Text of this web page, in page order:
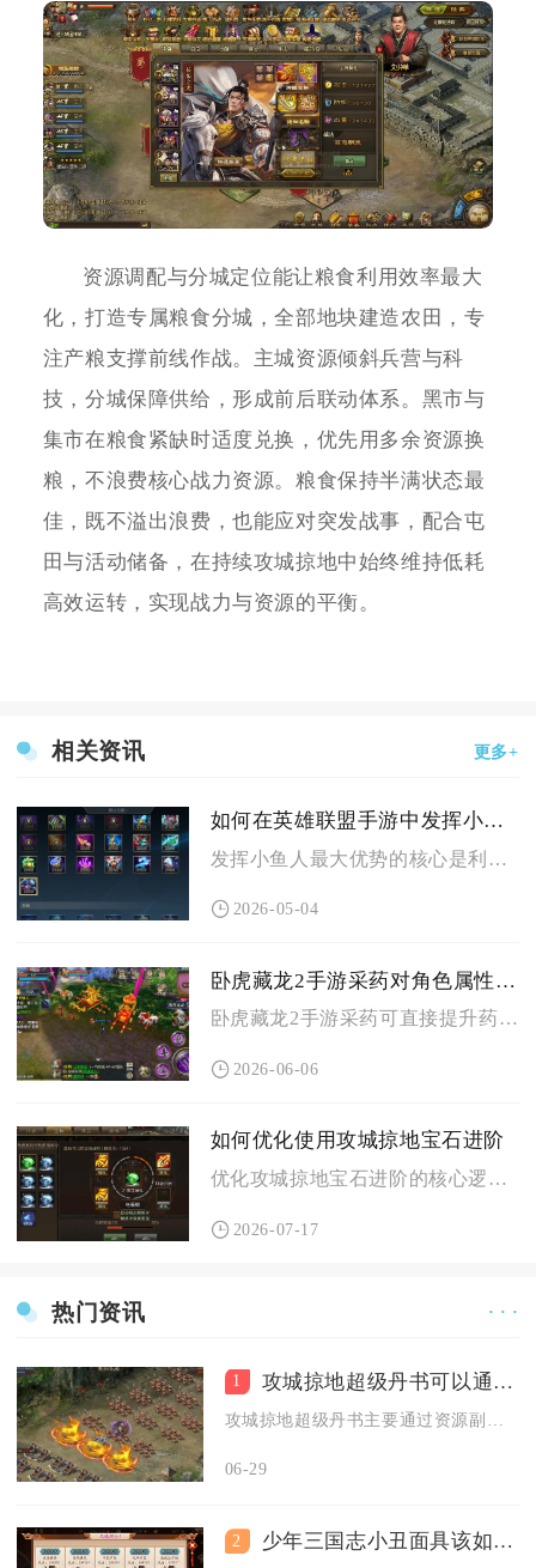
资源调配与分城定位能让粮食利用效率最大
化，打造专属粮食分城，全部地块建造农田，专
注产粮支撑前线作战。主城资源倾斜兵营与科
技，分城保障供给，形成前后联动体系。黑市与
集市在粮食紧缺时适度兑换，优先用多余资源换
粮，不浪费核心战力资源。粮食保持半满状态最
佳，既不溢出浪费，也能应对突发战事，配合屯
田与活动储备，在持续攻城掠地中始终维持低耗
高效运转，实现战力与资源的平衡。
相关资讯 更多+
如何在英雄联盟手游中发挥小鱼人的最大优势
发挥小鱼人最大优势的核心是利用其高爆发、强机动、无敌规避的特...
2026-05-04
卧虎藏龙2手游采药对角色属性有何影响
卧虎藏龙2手游采药可直接提升药理技能等级、解锁高阶草药采集权...
2026-06-06
如何优化使用攻城掠地宝石进阶
优化攻城掠地宝石进阶的核心逻辑是遵循阶梯养成、分阶段分配资源...
2026-07-17
热门资讯 · · ·
1 攻城掠地超级丹书可以通过什么渠道获得
06-29
2 少年三国志小丑面具该如何获取